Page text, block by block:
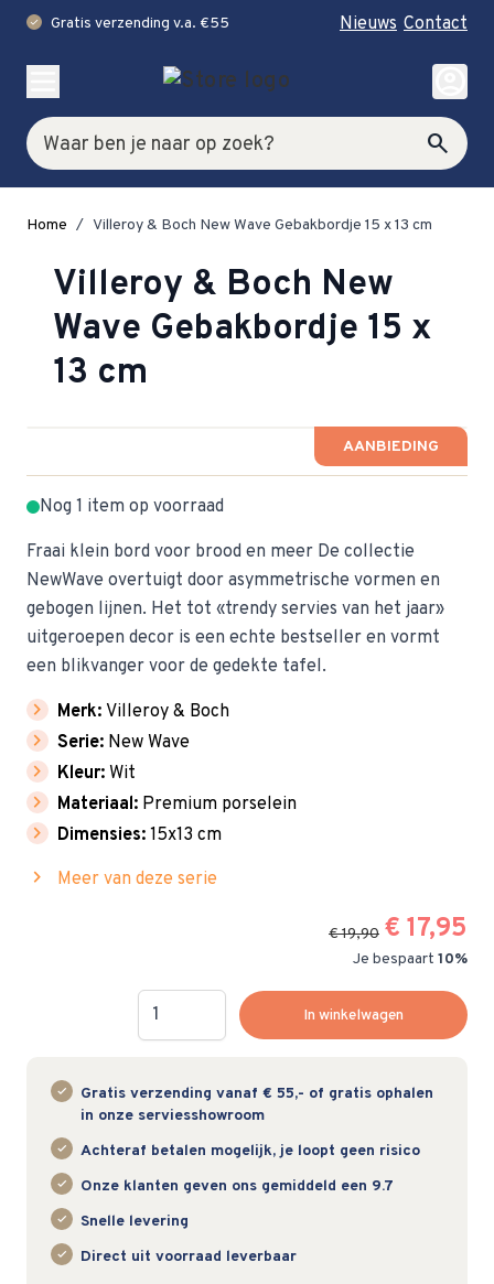
check Gratis verzending v.a. €55 Nieuws Contact
Zoek search
account_circle
Home / Villeroy & Boch New Wave Gebakbordje 15 x 13 cm
Villeroy & Boch New
Wave Gebakbordje 15 x
13 cm
AANBIEDING
Nog 1 item op voorraad
Fraai klein bord voor brood en meer De collectie
NewWave overtuigt door asymmetrische vormen en
gebogen lijnen. Het tot «trendy servies van het jaar»
uitgeroepen decor is een echte bestseller en vormt
een blikvanger voor de gedekte tafel.
chevron_right Merk: Villeroy & Boch
chevron_right Serie: New Wave
chevron_right Kleur: Wit
chevron_right Materiaal: Premium porselein
chevron_right Dimensies: 15x13 cm
chevron_right Meer van deze serie
€ 19,90 € 17,95
Je bespaart 10%
Hoeveelheid
In winkelwagen
Gratis verzending vanaf € 55,- of gratis ophalen
in onze serviesshowroom
Achteraf betalen mogelijk, je loopt geen risico
Onze klanten geven ons gemiddeld een 9.7
Snelle levering
Direct uit voorraad leverbaar